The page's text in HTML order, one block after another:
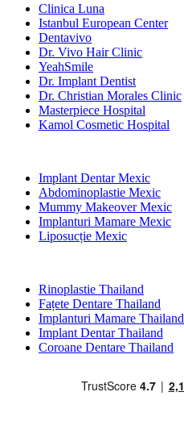
Clinica Luna
Istanbul European Center
Dentavivo
Dr. Vivo Hair Clinic
YeahSmile
Dr. Implant Dentist
Dr. Christian Morales Clinic
Masterpiece Hospital
Kamol Cosmetic Hospital
Implant Dentar Mexic
Abdominoplastie Mexic
Mummy Makeover Mexic
Implanturi Mamare Mexic
Liposucție Mexic
Rinoplastie Thailand
Fațete Dentare Thailand
Implanturi Mamare Thailand
Implant Dentar Thailand
Coroane Dentare Thailand